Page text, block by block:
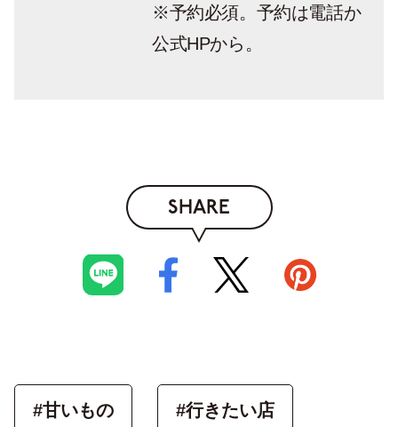
※予約必須。予約は電話か
公式HPから。
SHARE
#甘いもの #行きたい店